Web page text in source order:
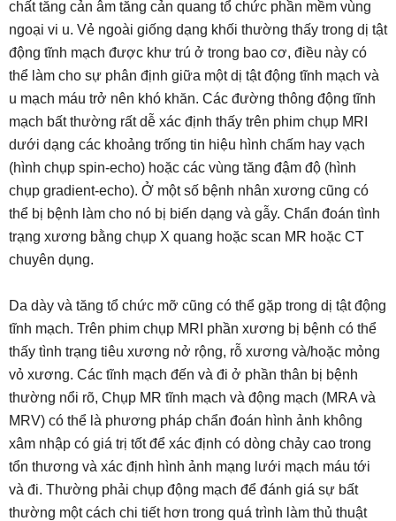
chất tăng cản âm tăng cản quang tổ chức phần mềm vùng
ngoại vi u. Vẻ ngoài giống dạng khối thường thấy trong dị tật
động tĩnh mạch được khư trú ở trong bao cơ, điều này có
thể làm cho sự phân định giữa một dị tật động tĩnh mạch và
u mạch máu trở nên khó khăn. Các đường thông động tĩnh
mạch bất thường rất dễ xác định thấy trên phim chụp MRI
dưới dạng các khoảng trống tin hiệu hình chấm hay vạch
(hình chụp spin-echo) hoặc các vùng tăng đậm độ (hình
chụp gradient-echo). Ở một số bệnh nhân xương cũng có
thể bị bệnh làm cho nó bị biến dạng và gẫy. Chẩn đoán tình
trạng xương bằng chụp X quang hoặc scan MR hoặc CT
chuyên dụng.
Da dày và tăng tổ chức mỡ cũng có thể gặp trong dị tật động
tĩnh mạch. Trên phim chụp MRI phần xương bị bệnh có thể
thấy tình trạng tiêu xương nở rộng, rỗ xương và/hoặc mỏng
vỏ xương. Các tĩnh mạch đến và đi ở phần thân bị bệnh
thường nổi rõ, Chụp MR tĩnh mạch và động mạch (MRA và
MRV) có thể là phương pháp chẩn đoán hình ảnh không
xâm nhập có giá trị tốt để xác định có dòng chảy cao trong
tổn thương và xác định hình ảnh mạng lưới mạch máu tới
và đi. Thường phải chụp động mạch để đánh giá sự bất
thường một cách chi tiết hơn trong quá trình làm thủ thuật